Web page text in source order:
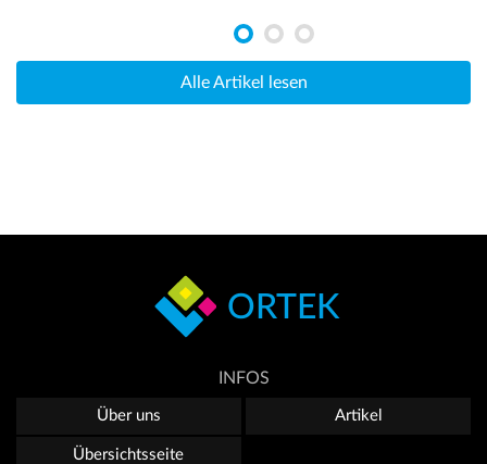
Alle Artikel lesen
ORTEK
INFOS
Über uns Artikel
Übersichtsseite